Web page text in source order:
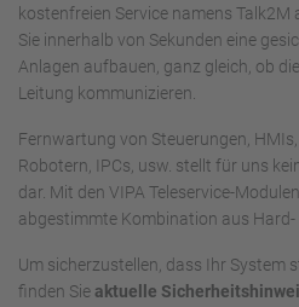
kostenfreien Service namens Talk2M
Sie innerhalb von Sekunden eine
Anlagen aufbauen, ganz gleich, ob
Leitung kommunizieren.
Fernwartung von Steuerungen,
Robotern, IPCs, usw. stellt für uns
dar. Mit den VIPA Teleservice-
abgestimmte Kombination aus Hard-
Um sicherzustellen, dass Ihr System
finden Sie aktuelle